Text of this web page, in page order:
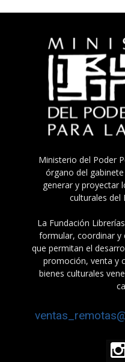
Ministerio del Poder
órgano del
generar y proyectar
culturales del
La Fundación
formular, coordinar y
que permitan el
promoción, venta y
bienes culturales